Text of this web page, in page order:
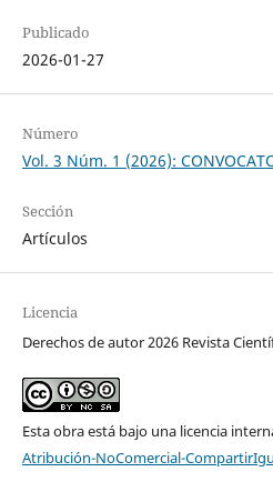
Publicado
2026-01-27
Número
Vol. 3 Núm. 1 (2026):
Sección
Artículos
Licencia
Derechos de autor 2026 Revista
Esta obra está bajo una licencia
Atribución-NoComercial-